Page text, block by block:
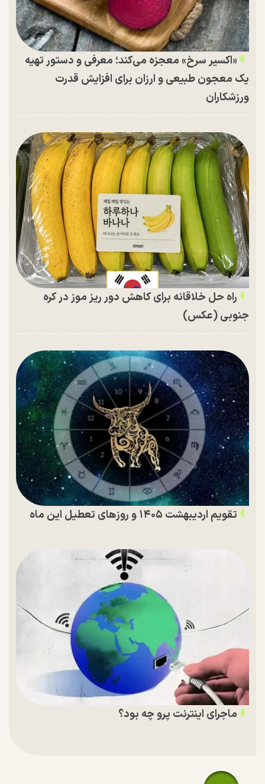
«اکسیر سرخ» معجزه می‌کند؛ معرفی و دستور تهیه
یک معجون طبیعی و ارزان برای افزایش قدرت
ورزشکاران
راه حل خلاقانه برای کاهش دور ریز موز در کره
جنوبی (عکس)
تقویم اردیبهشت ۱۴۰۵ و روز‌های تعطیل این ماه
ماجرای اینترنت پرو چه بود؟